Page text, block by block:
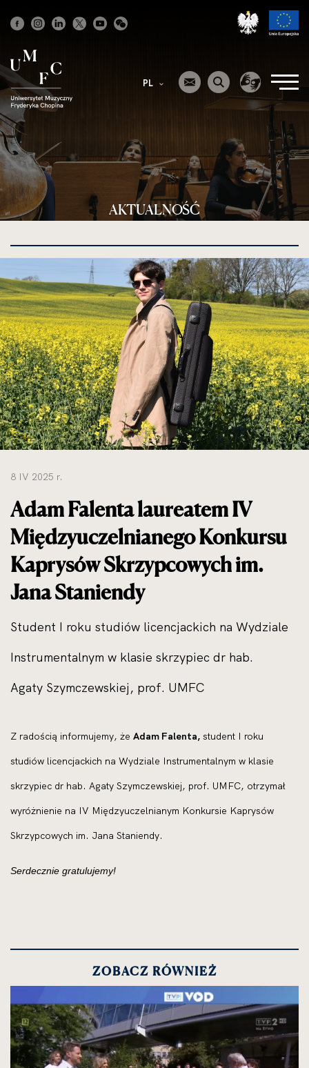
Strona
główna
PL
AKTUALNOŚĆ
kliknięcie
spowoduje
powiększenie
zdjęcia
do
rozmiarów
oryginalnych
8 IV 2025 r.
Adam Falenta laureatem IV
Międzyuczelnianego Konkursu
Kaprysów Skrzypcowych im.
Jana Staniendy
Student I roku studiów licencjackich na Wydziale
Instrumentalnym w klasie skrzypiec dr hab.
Agaty Szymczewskiej, prof. UMFC
Z radością informujemy, że Adam Falenta, student I roku
studiów licencjackich na Wydziale Instrumentalnym w klasie
skrzypiec dr hab. Agaty Szymczewskiej, prof. UMFC, otrzymał
wyróżnienie na IV Międzyuczelnianym Konkursie Kaprysów
Skrzypcowych im. Jana Staniendy.
Serdecznie gratulujemy!
ZOBACZ RÓWNIEŻ